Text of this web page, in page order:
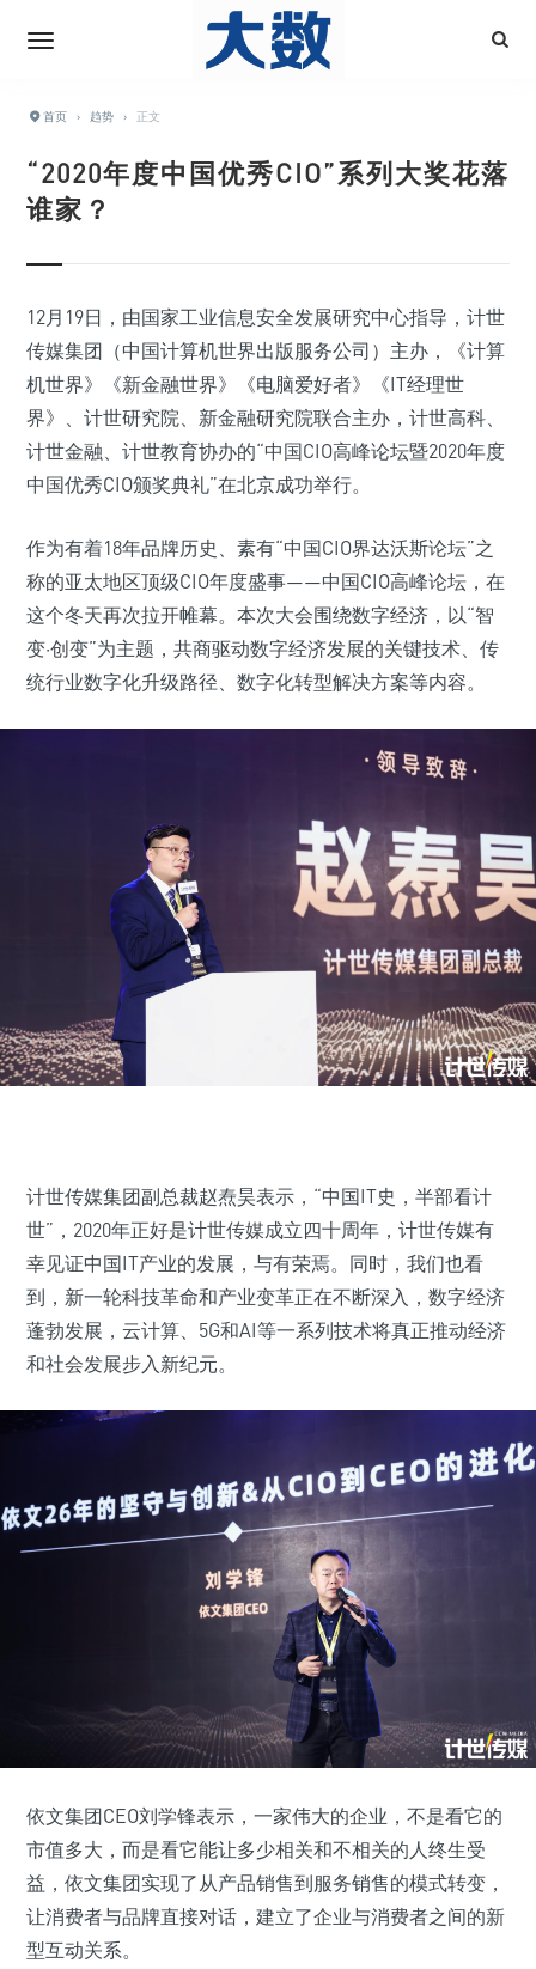
首页 › 趋势 › 正文
“2020年度中国优秀CIO”系列大奖花落
谁家？
12月19日，由国家工业信息安全发展研究中心指导，计世
传媒集团（中国计算机世界出版服务公司）主办，《计算
机世界》《新金融世界》《电脑爱好者》《IT经理世
界》、计世研究院、新金融研究院联合主办，计世高科、
计世金融、计世教育协办的“中国CIO高峰论坛暨2020年度
中国优秀CIO颁奖典礼”在北京成功举行。
作为有着18年品牌历史、素有“中国CIO界达沃斯论坛”之
称的亚太地区顶级CIO年度盛事——中国CIO高峰论坛，在
这个冬天再次拉开帷幕。本次大会围绕数字经济，以“智
变·创变”为主题，共商驱动数字经济发展的关键技术、传
统行业数字化升级路径、数字化转型解决方案等内容。
计世传媒集团副总裁赵焘昊表示，“中国IT史，半部看计
世”，2020年正好是计世传媒成立四十周年，计世传媒有
幸见证中国IT产业的发展，与有荣焉。同时，我们也看
到，新一轮科技革命和产业变革正在不断深入，数字经济
蓬勃发展，云计算、5G和AI等一系列技术将真正推动经济
和社会发展步入新纪元。
依文集团CEO刘学锋表示，一家伟大的企业，不是看它的
市值多大，而是看它能让多少相关和不相关的人终生受
益，依文集团实现了从产品销售到服务销售的模式转变，
让消费者与品牌直接对话，建立了企业与消费者之间的新
型互动关系。